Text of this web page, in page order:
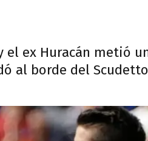
el ex Huracán metió
al borde del